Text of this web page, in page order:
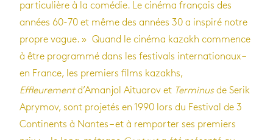
particulière à la comédie. Le cinéma français des
années 60-70 et même des années 30 a inspiré notre
propre vague. » Quand le cinéma kazakh commence
à être programmé dans les festivals internationaux –
en France, les premiers films kazakhs,
Effleurementd’Amanjol Aituarov et Terminusde Serik
Aprymov, sont projetés en 1990 lors du Festival de 3
Continents à Nantes – et à remporter ses premiers